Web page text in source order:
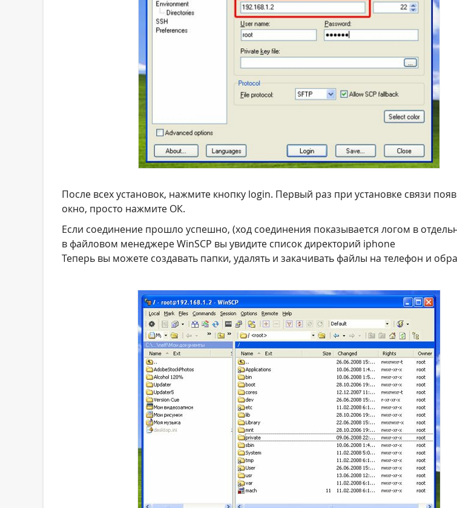
После всех установок, нажмите кнопку login. Первый раз при установке связи
окно, просто нажмите ОК.
Если соединение прошло успешно, (ход соединения показывается логом в
в файловом менеджере WinSCP вы увидите список директорий iphone
Теперь вы можете создавать папки, удалять и закачивать файлы на телефон и